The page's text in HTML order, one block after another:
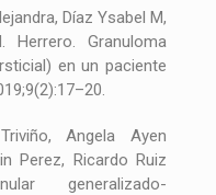
Díaz Ysabel M,
Herrero. Granuloma
en un paciente
Angela Ayen
Perez, Ricardo Ruiz
generalizado-